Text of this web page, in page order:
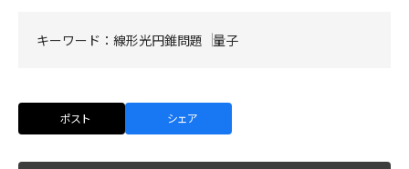
キーワード： 線形光円錐問題 量子
ポスト シェア